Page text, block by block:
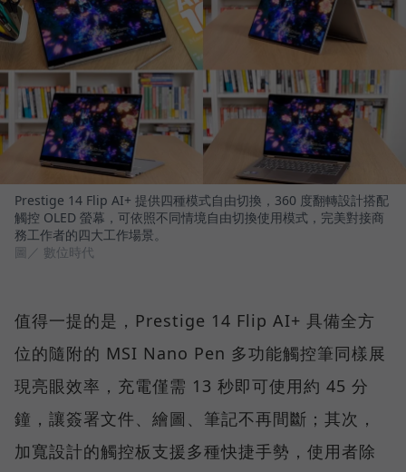
Prestige 14 Flip AI+ 提供四種模式自由切換，360 度翻轉設計搭配
觸控 OLED 螢幕，可依照不同情境自由切換使用模式，完美對接商
務工作者的四大工作場景。
圖／ 數位時代
值得一提的是，Prestige 14 Flip AI+ 具備全方
位的隨附的 MSI Nano Pen 多功能觸控筆同樣展
現亮眼效率，充電僅需 13 秒即可使用約 45 分
鐘，讓簽署文件、繪圖、筆記不再間斷；其次，
加寬設計的觸控板支援多種快捷手勢，使用者除